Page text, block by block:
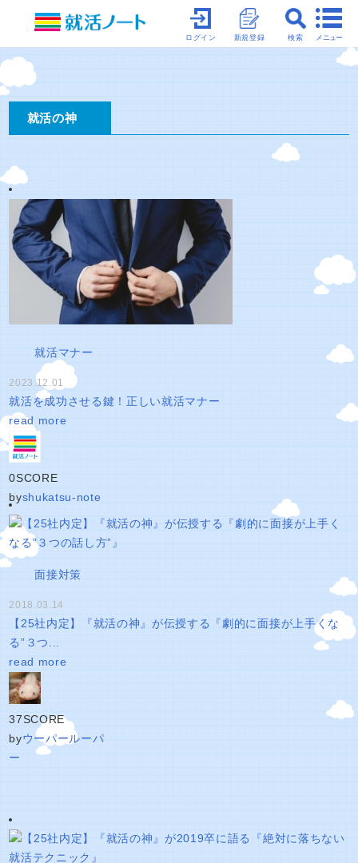
メニュー
検索
新規登録
ログイン
就活の神
就活マナー
2023.12.01
就活を成功させる鍵！正しい就活マナー
read more
0SCORE
byshukatsu-note
面接対策
2018.03.14
【25社内定】『就活の神』が伝授する『劇的に面接が上手くな
る”３つ...
read more
37SCORE
byウーパールーパ
ー